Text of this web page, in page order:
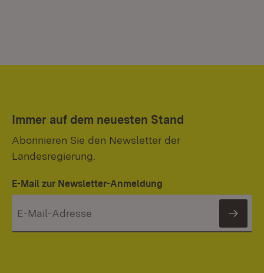
Immer auf dem neuesten Stand
Abonnieren Sie den Newsletter der
Landesregierung.
E-Mail zur Newsletter-Anmeldung